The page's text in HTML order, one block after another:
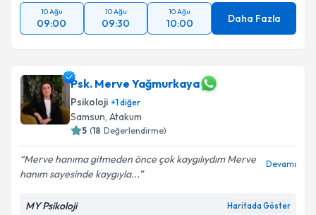
10 Ağu
09:00
10 Ağu
09:30
10 Ağu
10:00 Daha Fazla
Psk. Merve Yağmurkaya
Psikoloji +1diğer
Samsun, Atakum
5 (18 Değerlendirme)
Merve hanıma gitmeden önce çok kaygılıydım Merve
hanım sayesinde kaygıyla...
Devamı
MY Psikoloji Haritada Göster